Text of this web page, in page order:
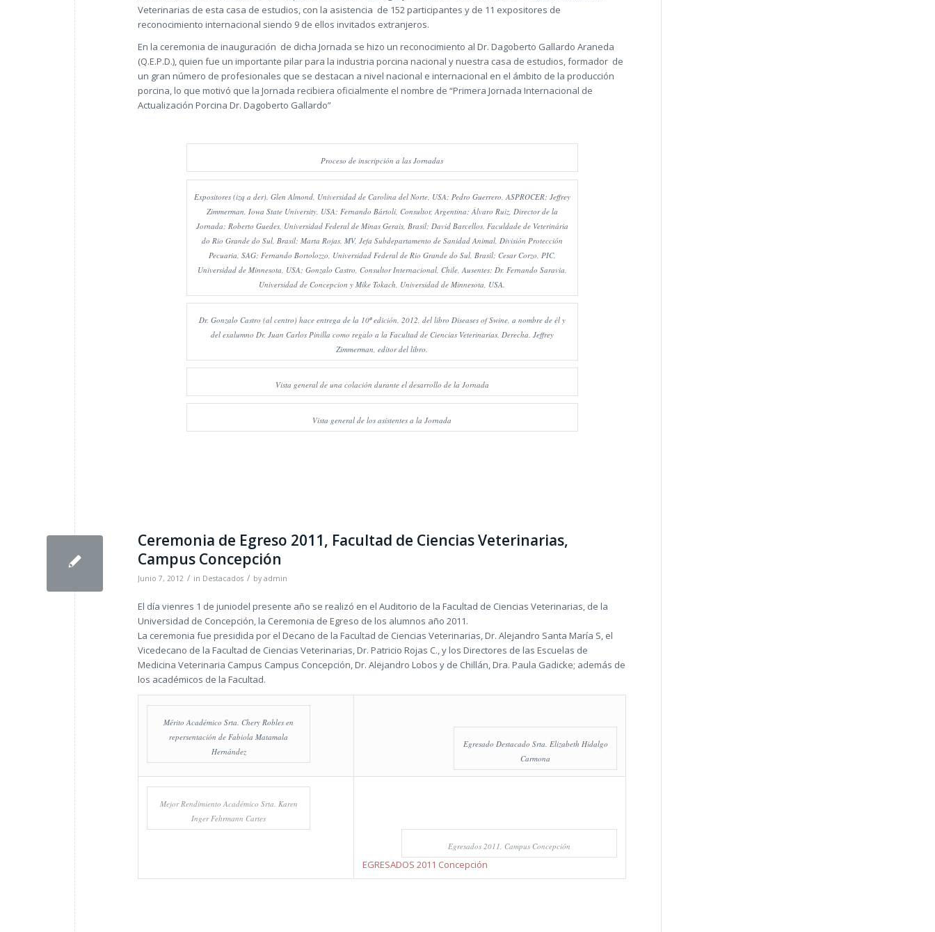
Veterinarias de esta casa de estudios, con la asistencia de 152 participantes y de 11 expositores de
reconocimiento internacional siendo 9 de ellos invitados extranjeros.
En la ceremonia de inauguración de dicha Jornada se hizo un reconocimiento al Dr. Dagoberto Gallardo Araneda
(Q.E.P.D.), quien fue un importante pilar para la industria porcina nacional y nuestra casa de estudios, formador de
un gran número de profesionales que se destacan a nivel nacional e internacional en el ámbito de la producción
porcina, lo que motivó que la Jornada recibiera oficialmente el nombre de “Primera Jornada Internacional de
Actualización Porcina Dr. Dagoberto Gallardo”
Proceso de inscripción a las Jornadas
Expositores (izq a der). Glen Almond, Universidad de Carolina del Norte, USA; Pedro Guerrero, ASPROCER; Jeffrey
Zimmerman, Iowa State University, USA; Fernando Bártoli, Consultor, Argentina; Álvaro Ruiz, Director de la
Jornada; Roberto Guedes, Universidad Federal de Minas Gerais, Brasil; David Barcellos, Faculdade de Veterinária
do Rio Grande do Sul, Brasil; Marta Rojas, MV, Jefa Subdepartamento de Sanidad Animal, División Protección
Pecuaria, SAG; Fernando Bortolozzo, Universidad Federal de Rio Grande do Sul, Brasil; Cesar Corzo, PIC,
Universidad de Minnesota, USA; Gonzalo Castro, Consultor Internacional, Chile, Ausentes: Dr. Fernando Saravia,
Universidad de Concepcion y Mike Tokach, Universidad de Minnesota, USA.
Dr. Gonzalo Castro (al centro) hace entrega de la 10ª edición, 2012, del libro Diseases of Swine, a nombre de él y
del exalumno Dr. Juan Carlos Pinilla como regalo a la Facultad de Ciencias Veterinarias. Derecha. Jeffrey
Zimmerman, editor del libro.
Vista general de una colación durante el desarrollo de la Jornada
Vista general de los asistentes a la Jornada
Ceremonia de Egreso 2011, Facultad de Ciencias Veterinarias,
Campus Concepción
Junio 7, 2012 / in Destacados / by admin
El día vienres 1 de juniodel presente año se realizó en el Auditorio de la Facultad de Ciencias Veterinarias, de la
Universidad de Concepción, la Ceremonia de Egreso de los alumnos año 2011.
La ceremonia fue presidida por el Decano de la Facultad de Ciencias Veterinarias, Dr. Alejandro Santa María S, el
Vicedecano de la Facultad de Ciencias Veterinarias, Dr. Patricio Rojas C., y los Directores de las Escuelas de
Medicina Veterinaria Campus Campus Concepción, Dr. Alejandro Lobos y de Chillán, Dra. Paula Gadicke; además de
los académicos de la Facultad.
Mérito Académico Srta. Chery Robles en
repersentación de Fabiola Matamala
Hernández
Egresado Destacado Srta. Elizabeth Hidalgo
Carmona
Mejor Rendimiento Académico Srta. Karen
Inger Fehrmann Cartes
Egresados 2011, Campus Concepción
EGRESADOS 2011 Concepción